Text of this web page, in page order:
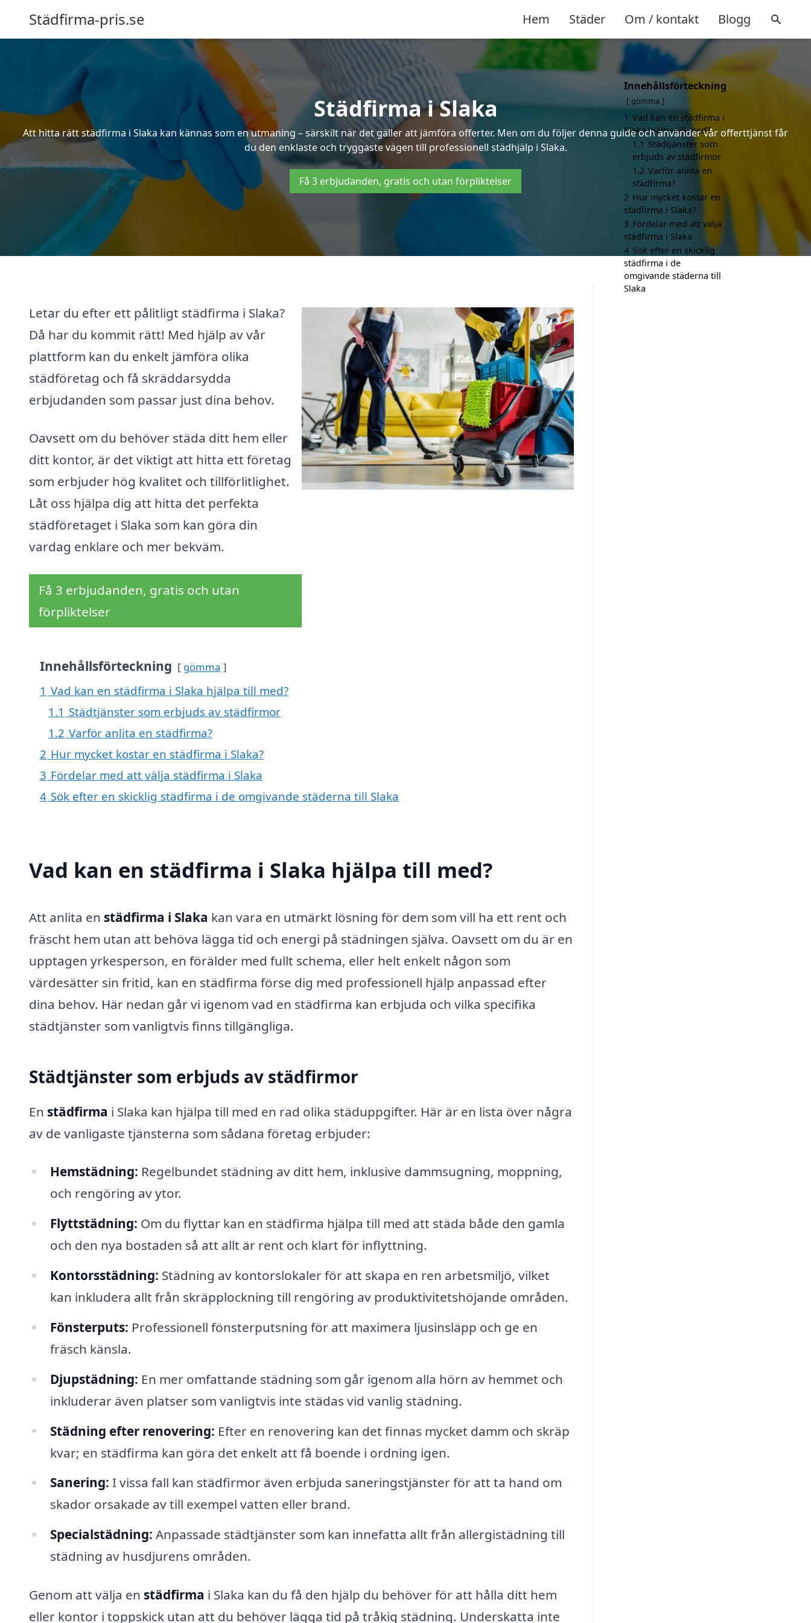
Städfirma-pris.se Hem Städer Om / kontakt Blogg
Städfirma i Slaka
Att hitta rätt städfirma i Slaka kan kännas som en utmaning – särskilt när det gäller att jämföra offerter. Men om du följer denna guide och använder vår offerttjänst får
du den enklaste och tryggaste vägen till professionell städhjälp i Slaka.
Få 3 erbjudanden, gratis och utan förpliktelser
Letar du efter ett pålitligt städfirma i Slaka?
Då har du kommit rätt! Med hjälp av vår
plattform kan du enkelt jämföra olika
städföretag och få skräddarsydda
erbjudanden som passar just dina behov.
Oavsett om du behöver städa ditt hem eller
ditt kontor, är det viktigt att hitta ett företag
som erbjuder hög kvalitet och tillförlitlighet.
Låt oss hjälpa dig att hitta det perfekta
städföretaget i Slaka som kan göra din
vardag enklare och mer bekväm.
Få 3 erbjudanden, gratis och utan
förpliktelser
Innehållsförteckning gömma
1 Vad kan en städfirma i Slaka hjälpa till med?
1.1 Städtjänster som erbjuds av städfirmor
1.2 Varför anlita en städfirma?
2 Hur mycket kostar en städfirma i Slaka?
3 Fördelar med att välja städfirma i Slaka
4 Sök efter en skicklig städfirma i de omgivande städerna till Slaka
Vad kan en städfirma i Slaka hjälpa till med?
Att anlita en städfirma i Slaka kan vara en utmärkt lösning för dem som vill ha ett rent och
fräscht hem utan att behöva lägga tid och energi på städningen själva. Oavsett om du är en
upptagen yrkesperson, en förälder med fullt schema, eller helt enkelt någon som
värdesätter sin fritid, kan en städfirma förse dig med professionell hjälp anpassad efter
dina behov. Här nedan går vi igenom vad en städfirma kan erbjuda och vilka specifika
städtjänster som vanligtvis finns tillgängliga.
Städtjänster som erbjuds av städfirmor
En städfirma i Slaka kan hjälpa till med en rad olika städuppgifter. Här är en lista över några
av de vanligaste tjänsterna som sådana företag erbjuder:
Hemstädning: Regelbundet städning av ditt hem, inklusive dammsugning, moppning,
och rengöring av ytor.
Flyttstädning: Om du flyttar kan en städfirma hjälpa till med att städa både den gamla
och den nya bostaden så att allt är rent och klart för inflyttning.
Kontorsstädning: Städning av kontorslokaler för att skapa en ren arbetsmiljö, vilket
kan inkludera allt från skräpplockning till rengöring av produktivitetshöjande områden.
Fönsterputs: Professionell fönsterputsning för att maximera ljusinsläpp och ge en
fräsch känsla.
Djupstädning: En mer omfattande städning som går igenom alla hörn av hemmet och
inkluderar även platser som vanligtvis inte städas vid vanlig städning.
Städning efter renovering: Efter en renovering kan det finnas mycket damm och skräp
kvar; en städfirma kan göra det enkelt att få boende i ordning igen.
Sanering: I vissa fall kan städfirmor även erbjuda saneringstjänster för att ta hand om
skador orsakade av till exempel vatten eller brand.
Specialstädning: Anpassade städtjänster som kan innefatta allt från allergistädning till
städning av husdjurens områden.
Genom att välja en städfirma i Slaka kan du få den hjälp du behöver för att hålla ditt hem
eller kontor i toppskick utan att du behöver lägga tid på tråkig städning. Underskatta inte
Innehållsförteckning
gömma
1 Vad kan en städfirma i
Slaka hjälpa till med?
1.1 Städtjänster som
erbjuds av städfirmor
1.2 Varför anlita en
städfirma?
2 Hur mycket kostar en
städfirma i Slaka?
3 Fördelar med att välja
städfirma i Slaka
4 Sök efter en skicklig
städfirma i de
omgivande städerna till
Slaka